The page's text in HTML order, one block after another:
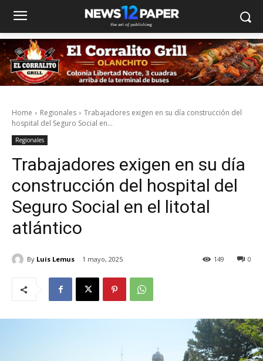
Home Regionales
Trabajadores exigen en su día construcción del
hospital del Seguro Social en...
Regionales
Trabajadores exigen en su día
construcción del hospital del
Seguro Social en el litotal
atlántico
By Luis Lemus 1 mayo, 2025 0
149